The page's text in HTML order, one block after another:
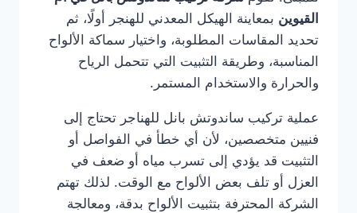
القيوين بمعاينة الهيكل المعدني للهنجر أولًا، ثم
تحديد المقاسات المطلوبة، واختيار سماكة الألواح
المناسبة، وطريقة التثبيت التي تتحمل الرياح
والحرارة والاستخدام المستمر.
عملية تركيب ساندوتش بانل للهناجر تحتاج إلى
فنيين متخصصين، لأن أي خطأ في الفواصل أو
التثبيت قد يؤدي إلى تسرب مياه أو ضعف في
العزل أو تلف بعض الألواح مع الوقت. لذلك تهتم
الشركة المحترفة بتثبيت الألواح بدقة، ومعالجة